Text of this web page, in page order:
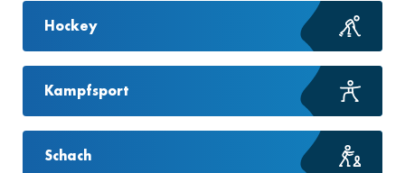
Hockey
Kampfsport
Schach